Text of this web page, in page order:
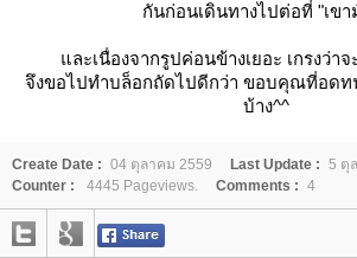
กันก่อนเดินทางไปต่อที่ "เขา
ละเนื่องจากรูปค่อนข้างเยอะ เกรงว่าจ
จึงขอไปทำบล็อกถัดไปดีกว่า ขอบคุณที่อด
บ้าง^^
Create Date : 04 ตุลาคม 2559 Last Update : 5 ตุ
Counter :
4445 Pageviews. Comments : 4